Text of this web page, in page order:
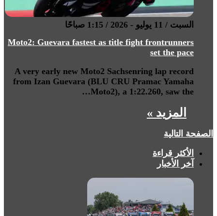
السبت / 11 يوليو - 2026 / 1:15 صباحًا
Moto2: Guevara fastest as title fight frontrunners
set the pace
A very early new Moto2 Sachsenring lap record
from Izan Guevara (BLU CRU Pramac Yamaha
Moto2), a 1:22.260, saw the…
المزيد »
الصفحة التالية
الأكثر قراءة
آخر الأخبار